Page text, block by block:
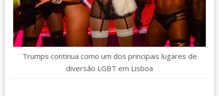
Trumps continua como um dos principais lugares de
diversão LGBT em Lisboa